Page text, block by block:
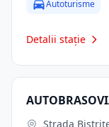
Autoturisme
Detalii stație
Strada